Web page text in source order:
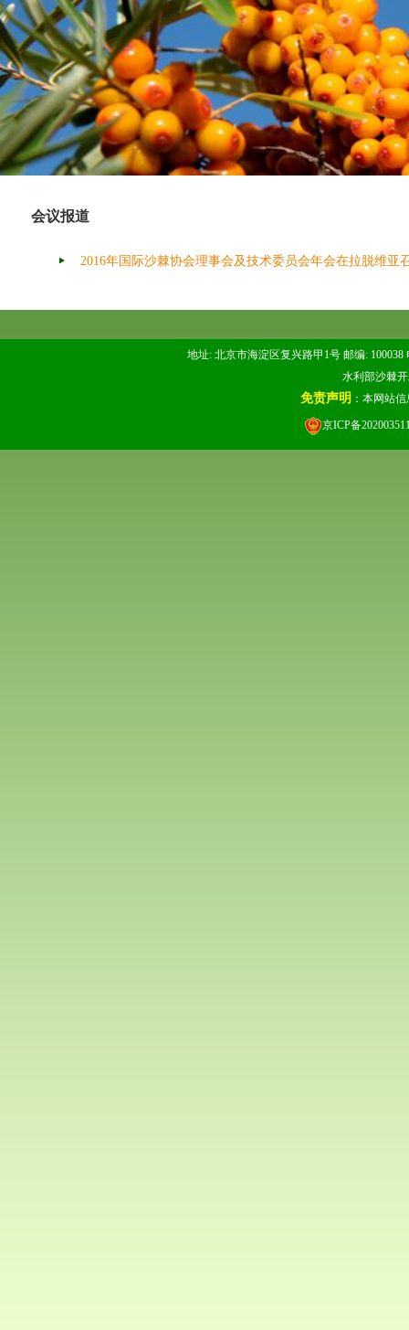
会议报道
2016年国际沙棘协会理事会及技术委员会年会在拉脱维亚
地址: 北京市海淀区复兴路甲1号 邮编: 100038
水利部沙棘
免责声明 ：本网站
京ICP备